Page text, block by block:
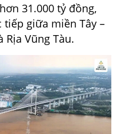
31.000 tỷ đồng,
giữa miền Tây –
Rịa Vũng Tàu.